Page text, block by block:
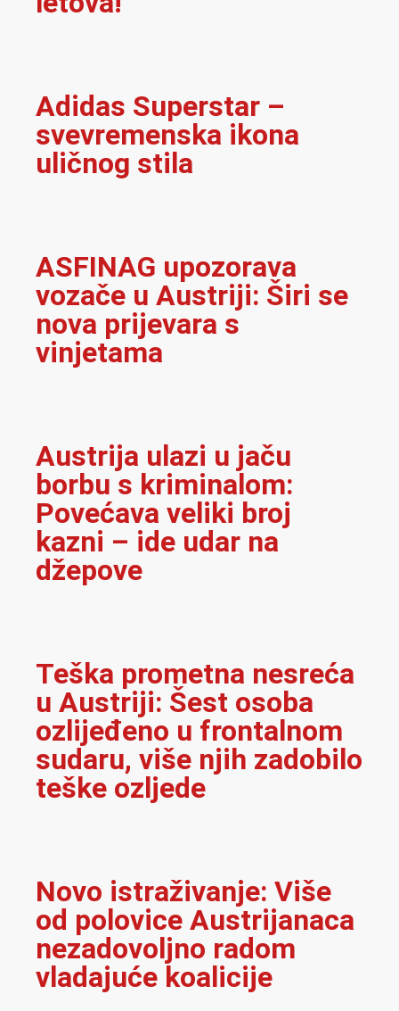
Adidas Superstar –
svevremenska ikona
uličnog stila
ASFINAG upozorava
vozače u Austriji: Širi se
nova prijevara s
vinjetama
Austrija ulazi u jaču
borbu s kriminalom:
Povećava veliki broj
kazni – ide udar na
džepove
Teška prometna nesreća
u Austriji: Šest osoba
ozlijeđeno u frontalnom
sudaru, više njih zadobilo
teške ozljede
Novo istraživanje: Više
od polovice Austrijanaca
nezadovoljno radom
vladajuće koalicije